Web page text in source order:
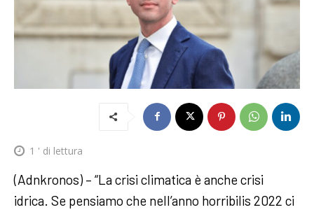
1 ' di lettura
(Adnkronos) – “La crisi climatica è anche crisi
idrica. Se pensiamo che nell’anno horribilis 2022 ci